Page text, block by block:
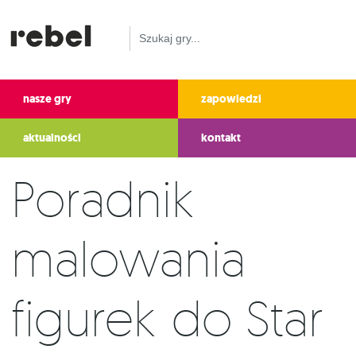
nasze gry zapowiedzi
aktualności kontakt
Poradnik
malowania
figurek do Star